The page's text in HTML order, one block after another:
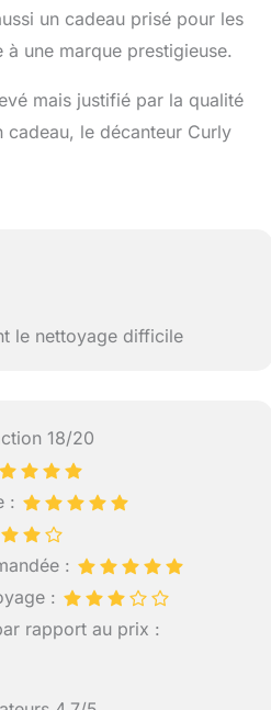
un cadeau prisé pour les
une marque prestigieuse.
mais justifié par la qualité
cadeau, le décanteur Curly
le nettoyage difficile
18/20
:
:
:
rapport au prix :